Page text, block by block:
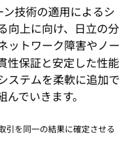
技術の適用によるシ
向上に向け、日立の分
ットワーク障害やノー
性保証と安定した性能
ステムを柔軟に追加で
でいきます。
引を同一の結果に確定させる